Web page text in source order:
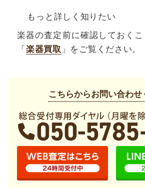
もっと詳しく知りたい
楽器の査定前に確認しておく
「 楽器買取 」をご覧ください。
こちらからお問い合わせ